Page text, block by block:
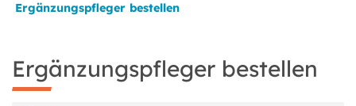
Ergänzungspfleger bestellen
Ergänzungspfleger bestellen